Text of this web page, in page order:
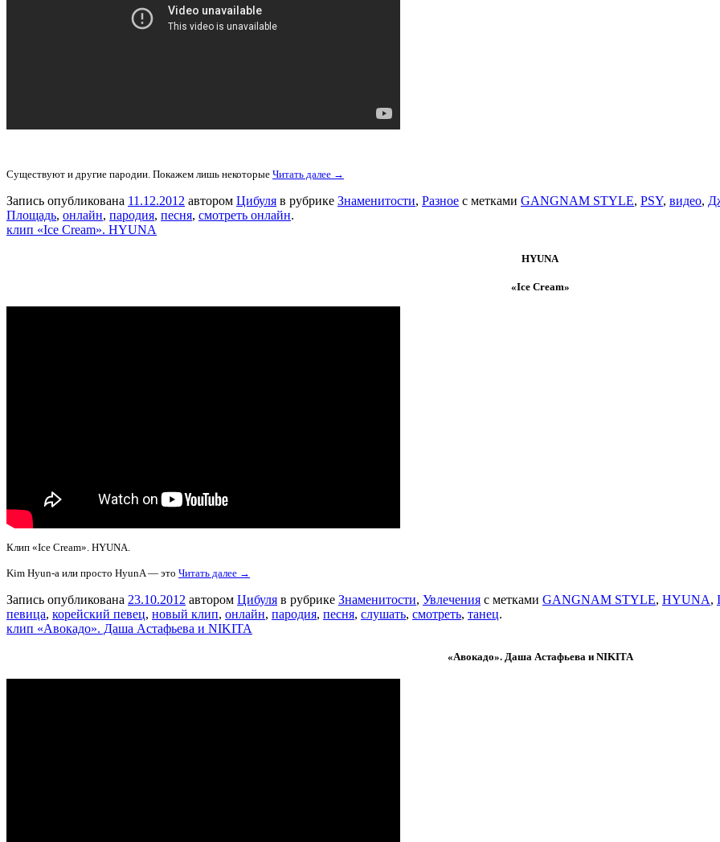
Существуют и другие пародии. Покажем лишь некоторые Читать далее →
Запись опубликована 11.12.2012 автором Цибуля в рубрике Знаменитости, Разное с метками GANGNAM STYLE, PSY, видео,
Площадь, онлайн, пародия, песня, смотреть онлайн.
клип «Ice Cream». HYUNA
HYUNA
«Ice Cream»
Клип «Ice Cream». HYUNA.
Kim Hyun-a или просто HyunA — это Читать далее →
Запись опубликована 23.10.2012 автором Цибуля в рубрике Знаменитости, Увлечения с метками GANGNAM STYLE, HYUNA,
певица, корейский певец, новый клип, онлайн, пародия, песня, слушать, смотреть, танец.
клип «Авокадо». Даша Астафьева и NIKITA
«Авокадо». Даша Астафьева и NIKITA